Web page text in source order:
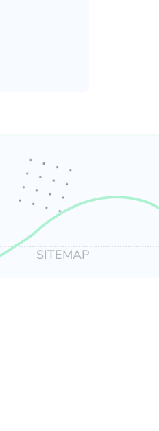
SITEMAP